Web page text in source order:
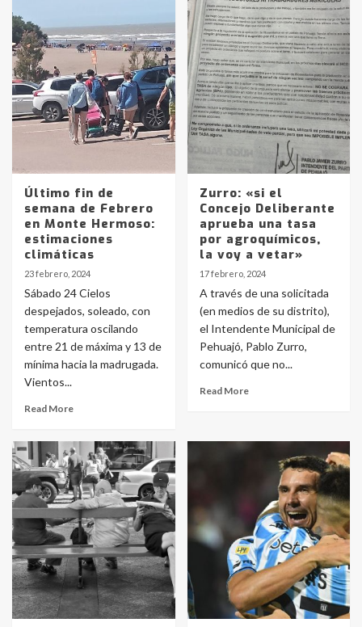
Último fin de
semana de Febrero
en Monte Hermoso:
estimaciones
climáticas
23 febrero, 2024
Sábado 24 Cielos
despejados, soleado, con
temperatura oscilando
entre 21 de máxima y 13 de
mínima hacia la madrugada.
Vientos...
Read More
Zurro: «si el
Concejo Deliberante
aprueba una tasa
por agroquímicos,
la voy a vetar»
17 febrero, 2024
A través de una solicitada
(en medios de su distrito),
el Intendente Municipal de
Pehuajó, Pablo Zurro,
comunicó que no...
Read More